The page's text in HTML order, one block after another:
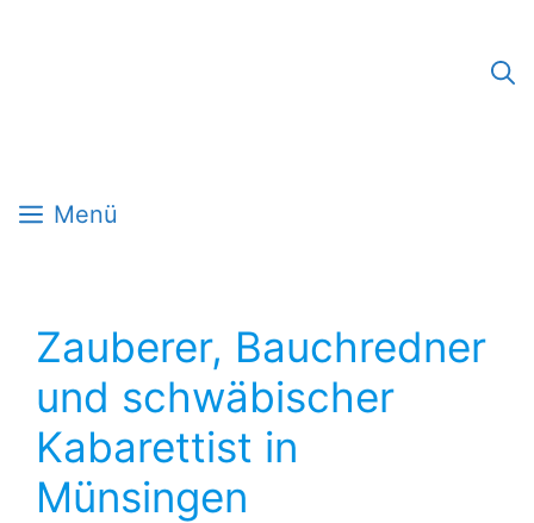
Menü
Zauberer, Bauchredner
und schwäbischer
Kabarettist in
Münsingen